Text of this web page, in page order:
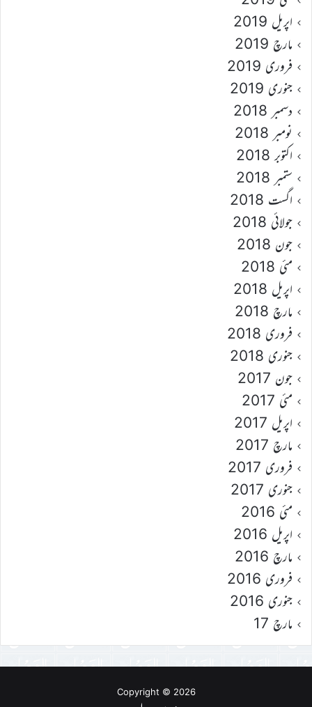
اپریل 2019
مارچ 2019
فروری 2019
جنوری 2019
دسمبر 2018
نومبر 2018
اکتوبر 2018
ستمبر 2018
اگست 2018
جولائی 2018
جون 2018
مئی 2018
اپریل 2018
مارچ 2018
فروری 2018
جنوری 2018
جون 2017
مئی 2017
اپریل 2017
مارچ 2017
فروری 2017
جنوری 2017
مئی 2016
اپریل 2016
مارچ 2016
فروری 2016
جنوری 2016
مارچ 17
Copyright © 2026